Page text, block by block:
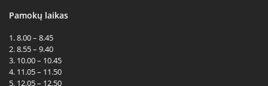
Pamokų laikas
1. 8.00 – 8.45
2. 8.55 – 9.40
3. 10.00 – 10.45
4. 11.05 – 11.50
5. 12.05 – 12.50